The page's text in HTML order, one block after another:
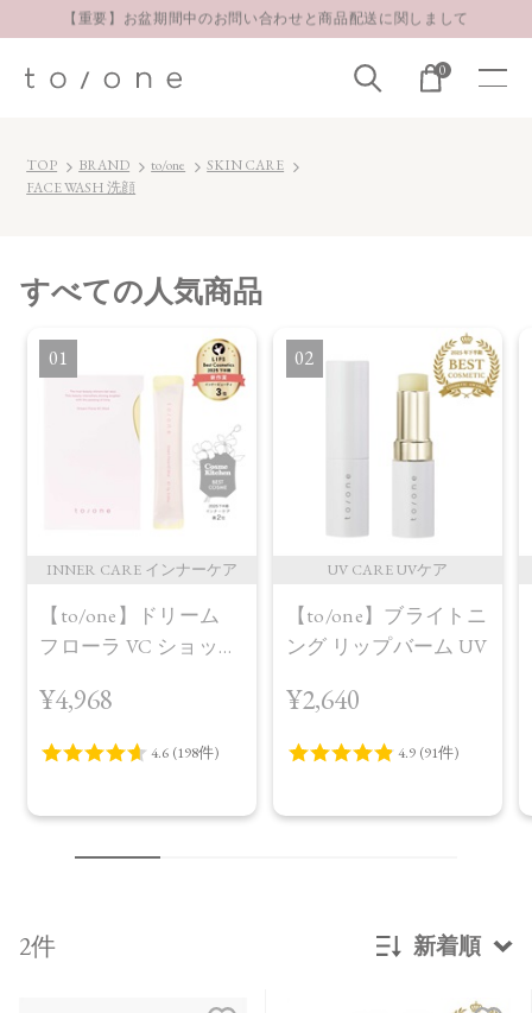
【重要】お盆期間中のお問い合わせと商品配送に関しまして
LINE お友達登録 500円OFFクーポンプレゼント
0
TOP BRAND to/one
SKIN CARE
FACE WASH 洗顔
すべての人気商品
1
INNER CARE インナーケア
【to/one】ドリーム
フローラ VC ショット
¥4,968
2
UV CARE UVケア
【to/one】ブライトニ
ング リップバーム UV
¥2,640
2件 新着順